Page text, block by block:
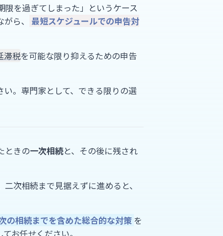
限を過ぎてしまった」というケース
ら、
最短スケジュールでの申告対
滞税を可能な限り抑えるための申告
。専門家として、できる限りの選
ときの一次相続と、その後に残され
次相続まで見据えずに進めると、
の相続までを含めた総合的な対策 を
お任せください。